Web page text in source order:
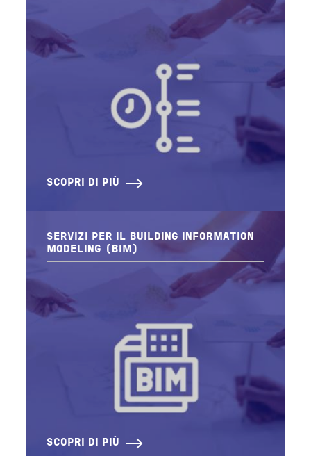
SCOPRI DI PIÙ
SERVIZI PER IL BUILDING INFORMATION
MODELING (BIM)
SCOPRI DI PIÙ